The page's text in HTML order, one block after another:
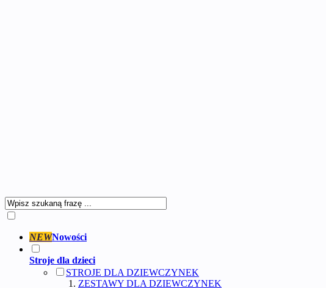
NEWNowości
Stroje dla dzieci
STROJE DLA DZIEWCZYNEK
ZESTAWY DLA DZIEWCZYNEK